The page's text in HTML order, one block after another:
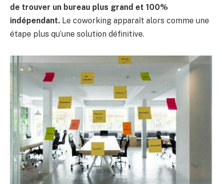
de trouver un bureau plus grand et 100%
indépendant. Le coworking apparaît alors comme une
étape plus qu’une solution définitive.